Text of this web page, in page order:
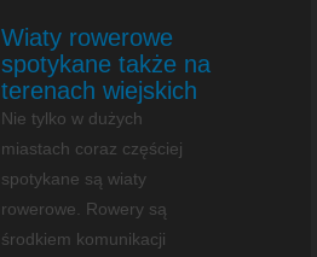
Wiaty rowerowe
spotykane także na
terenach wiejskich
Nie tylko w dużych
miastach coraz częściej
spotykane są wiaty
rowerowe. Rowery są
środkiem komunikacji